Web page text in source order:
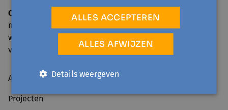
Onthaal en telefonische bereikbaarheid
ma: 09.00-17.00 u.
wo, do: 09.00-16.00 u.
vr: 09.00-12.30 u.
Activiteiten
Projecten
ALLES ACCEPTEREN
ALLES AFWIJZEN
Details weergeven